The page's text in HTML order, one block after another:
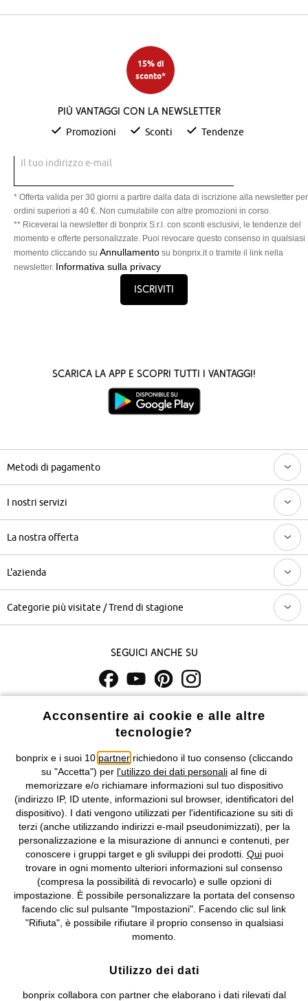
15% di
sconto*
Più vantaggi con la newsletter
Promozioni Sconti Tendenze
Il tuo indirizzo e-mail
* Offerta valida per 30 giorni a partire dalla data di iscrizione alla newsletter per
ordini superiori a 40 €. Non cumulabile con altre promozioni in corso.
** Riceverai la newsletter di bonprix S.r.l. con sconti esclusivi, le tendenze del
momento e offerte personalizzate. Puoi revocare questo consenso in qualsiasi
momento cliccando su Annullamento su bonprix.it o tramite il link nella
newsletter. Informativa sulla privacy
Iscriviti
Scarica la App e scopri tutti i vantaggi!
Metodi di pagamento
I nostri servizi
La nostra offerta
L'azienda
Categorie più visitate / Trend di stagione
Seguici anche su
costi di servizio.
Condizioni di vendita Accessibilità
Informativa privacy e cookie Gestione dei cookie
Informazioni legali Diritto di recesso
©2026 bonprix.Tutti i diritti riservati.
bonprix S.r.l. con socio unico, sede legale: via Adua 33 - 13855
Valdengo (BI) C.F. 01510910027 - P.I. 01939830020, Reg. Imprese di
Biella n. 01510910027, R.E.A. BI - 171345, N. Reg. Pile:
IT09060P00000858, N. Reg. AEE: IT08020000002105 Capitale
Sociale: euro 1.000.000 i.v, Società soggetta all'attività di direzione
e coordinamento di bonprix Beteiligungs -Verwaltungsgesellschaft
mbH.
Acconsentire ai cookie e alle altre
tecnologie?
bonprix e i suoi 10 partnerrichiedono il tuo consenso (cliccando
su "Accetta") per l'utilizzo dei dati personali al fine di
memorizzare e/o richiamare informazioni sul tuo dispositivo
(indirizzo IP, ID utente, informazioni sul browser, identificatori del
dispositivo). I dati vengono utilizzati per l'identificazione su siti di
terzi (anche utilizzando indirizzi e-mail pseudonimizzati), per la
personalizzazione e la misurazione di annunci e contenuti, per
conoscere i gruppi target e gli sviluppi dei prodotti. Quipuoi
trovare in ogni momento ulteriori informazioni sul consenso
(compresa la possibilità di revocarlo) e sulle opzioni di
impostazione. È possibile personalizzare la portata del consenso
facendo clic sul pulsante "Impostazioni". Facendo clic sul link
"Rifiuta", è possibile rifiutare il proprio consenso in qualsiasi
momento.
Utilizzo dei dati
bonprix collabora con partner che elaborano i dati rilevati dal